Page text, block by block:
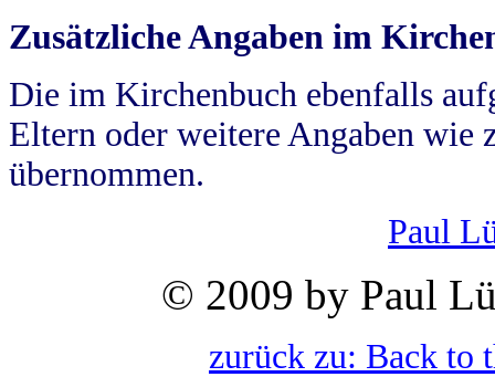
Zusätzliche Angaben im
Die im Kirchenbuch ebenfalls
Eltern oder weitere Angaben wie
übernommen.
Paul
© 2009 by Paul
zurück zu: Back to